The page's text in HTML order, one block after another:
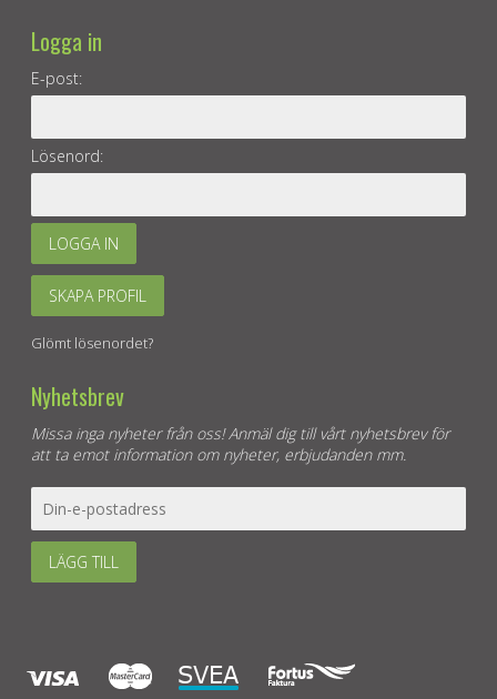
Logga in
E-post:
Lösenord:
LOGGA IN
SKAPA PROFIL
Glömt lösenordet?
Nyhetsbrev
Missa inga nyheter från oss! Anmäl dig till vårt nyhetsbrev för
att ta emot information om nyheter, erbjudanden mm.
LÄGG TILL